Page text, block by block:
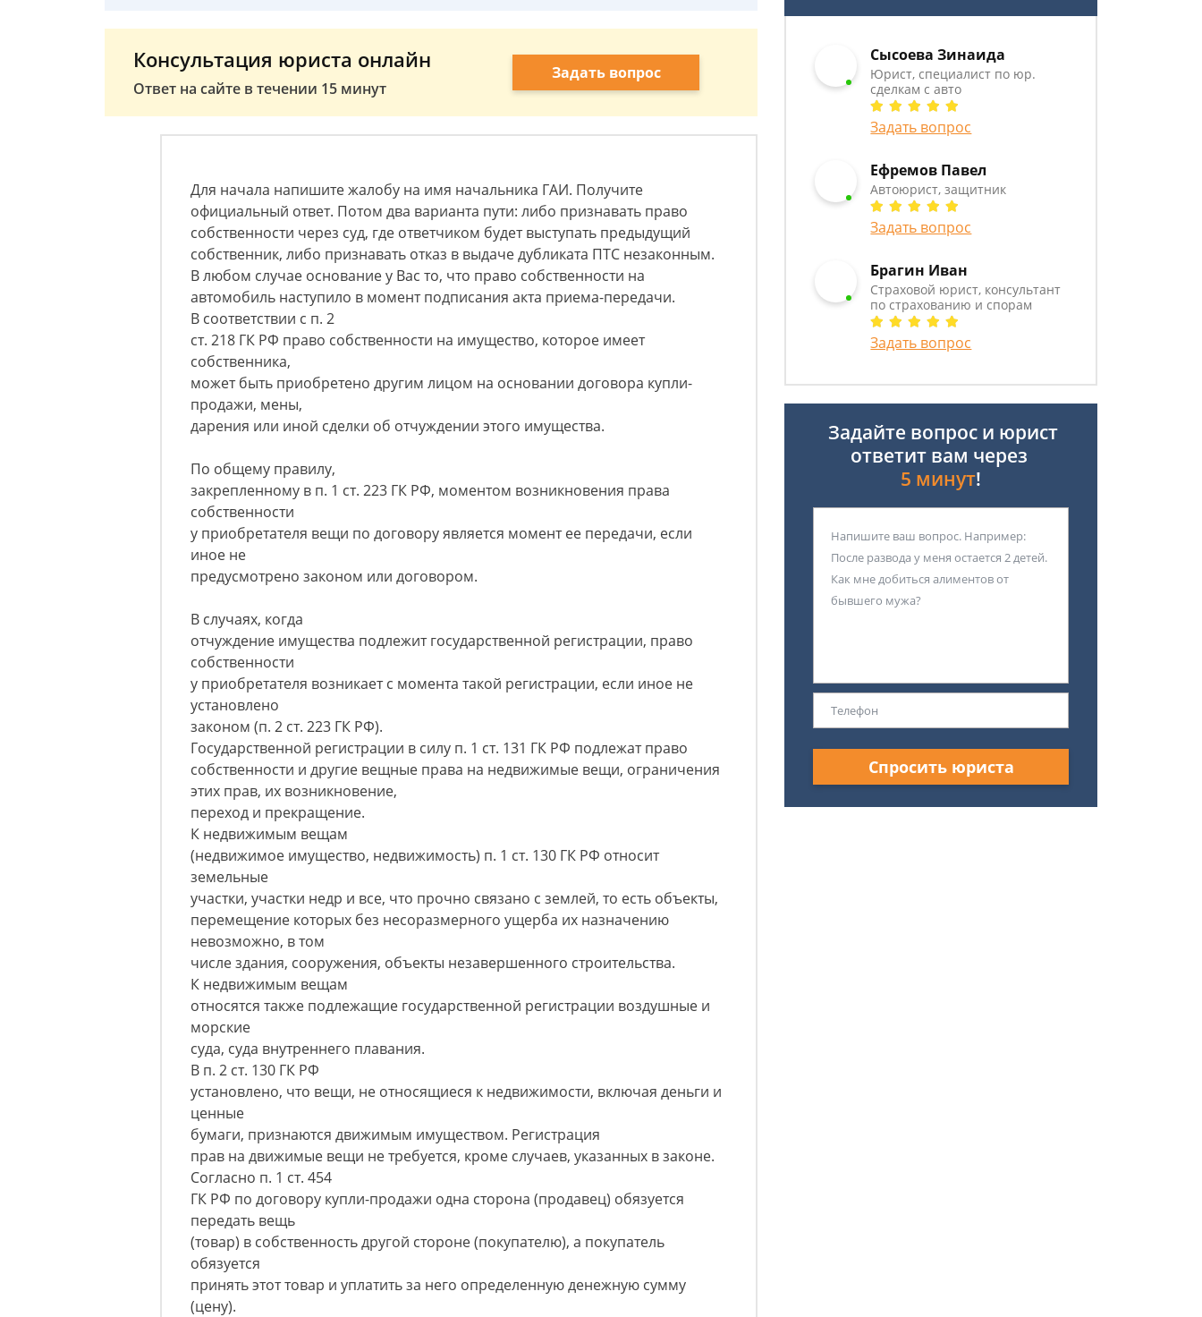
Консультация юриста онлайн
Ответ на сайте в течении 15 минут
Задать вопрос
Для начала напишите жалобу на имя начальника ГАИ. Получите
официальный ответ. Потом два варианта пути: либо признавать право
собственности через суд, где ответчиком будет выступать предыдущий
собственник, либо признавать отказ в выдаче дубликата ПТС незаконным.
В любом случае основание у Вас то, что право собственности на
автомобиль наступило в момент подписания акта приема-передачи.
В соответствии с п. 2
ст. 218 ГК РФ право собственности на имущество, которое имеет
собственника,
может быть приобретено другим лицом на основании договора купли-
продажи, мены,
дарения или иной сделки об отчуждении этого имущества.
По общему правилу,
закрепленному в п. 1 ст. 223 ГК РФ, моментом возникновения права
собственности
у приобретателя вещи по договору является момент ее передачи, если
иное не
предусмотрено законом или договором.
В случаях, когда
отчуждение имущества подлежит государственной регистрации, право
собственности
у приобретателя возникает с момента такой регистрации, если иное не
установлено
законом (п. 2 ст. 223 ГК РФ).
Государственной регистрации в силу п. 1 ст. 131 ГК РФ подлежат право
собственности и другие вещные права на недвижимые вещи, ограничения
этих прав, их возникновение,
переход и прекращение.
К недвижимым вещам
(недвижимое имущество, недвижимость) п. 1 ст. 130 ГК РФ относит
земельные
участки, участки недр и все, что прочно связано с землей, то есть объекты,
перемещение которых без несоразмерного ущерба их назначению
невозможно, в том
числе здания, сооружения, объекты незавершенного строительства.
К недвижимым вещам
относятся также подлежащие государственной регистрации воздушные и
морские
суда, суда внутреннего плавания.
В п. 2 ст. 130 ГК РФ
установлено, что вещи, не относящиеся к недвижимости, включая деньги и
ценные
бумаги, признаются движимым имуществом. Регистрация
прав на движимые вещи не требуется, кроме случаев, указанных в законе.
Согласно п. 1 ст. 454
ГК РФ по договору купли-продажи одна сторона (продавец) обязуется
передать вещь
(товар) в собственность другой стороне (покупателю), а покупатель
обязуется
принять этот товар и уплатить за него определенную денежную сумму
(цену).
Сысоева Зинаида
Юрист, специалист по юр.
сделкам с авто
Задать вопрос
Ефремов Павел
Автоюрист, защитник
Задать вопрос
Брагин Иван
Страховой юрист, консультант
по страхованию и спорам
Задать вопрос
Задайте вопрос и юрист
ответит вам через
5 минут!
Спросить юриста